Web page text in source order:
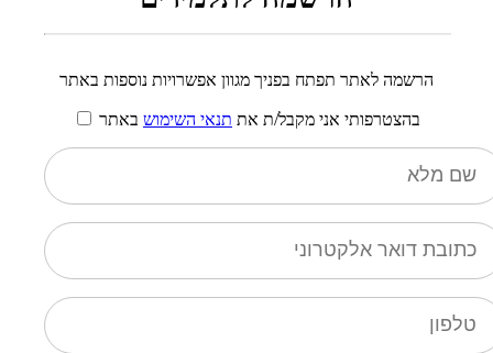
הרשמה לאתר תפתח בפניך מגוון אפשרויות נוספות באתר
בהצטרפותי אני מקבל/ת את תנאי השימוש באתר